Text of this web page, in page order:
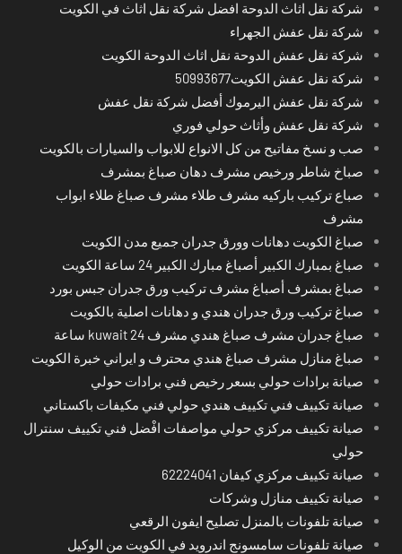
شركة نقل اثاث الدوحة افضل شركة نقل اثاث في الكويت
شركة نقل عفش الجهراء
شركة نقل عفش الدوحة نقل اثاث الدوحة الكويت
شركة نقل عفش الكويت50993677
شركة نقل عفش اليرموك أفضل شركة نقل عفش
شركة نقل عفش وأثاث حولي فوري
صب و نسخ مفاتيح من كل الانواع للابواب والسيارات بالكويت
صباخ شاطر ورخيص مشرف دهان صباغ بمشرف
صباع تركيب باركيه مشرف طلاء مشرف صباغ طلاء ابواب
مشرف
صباغ الكويت دهانات وورق جدران جميع مدن الكويت
صباغ بمبارك الكبير أصباغ مبارك الكبير 24 ساعة الكويت
صباغ بمشرف أصباغ مشرف تركيب ورق جدران جبس بورد
صباغ تركيب ورق جدران هندي و دهانات اصلية بالكويت
صباغ جدران مشرف صباغ هندي مشرف kuwait 24 ساعة
صباغ منازل مشرف صباغ هندي محترف و ايراني خبرة الكويت
صيانة برادات حولي بسعر رخيص فني برادات حولي
صيانة تكييف فني تكييف هندي حولي فني مكيفات باكستاني
صيانة تكييف مركزي حولي مواصفات افْضل فني تكييف سنترال
حولي
صيانة تكييف مركزي كيفان 62224041
صيانة تكييف منازل وشركات
صيانة تلفونات بالمنزل تصليح ايفون الرقعي
صيانة تلفونات سامسونج اندرويد في الكويت من الوكيل